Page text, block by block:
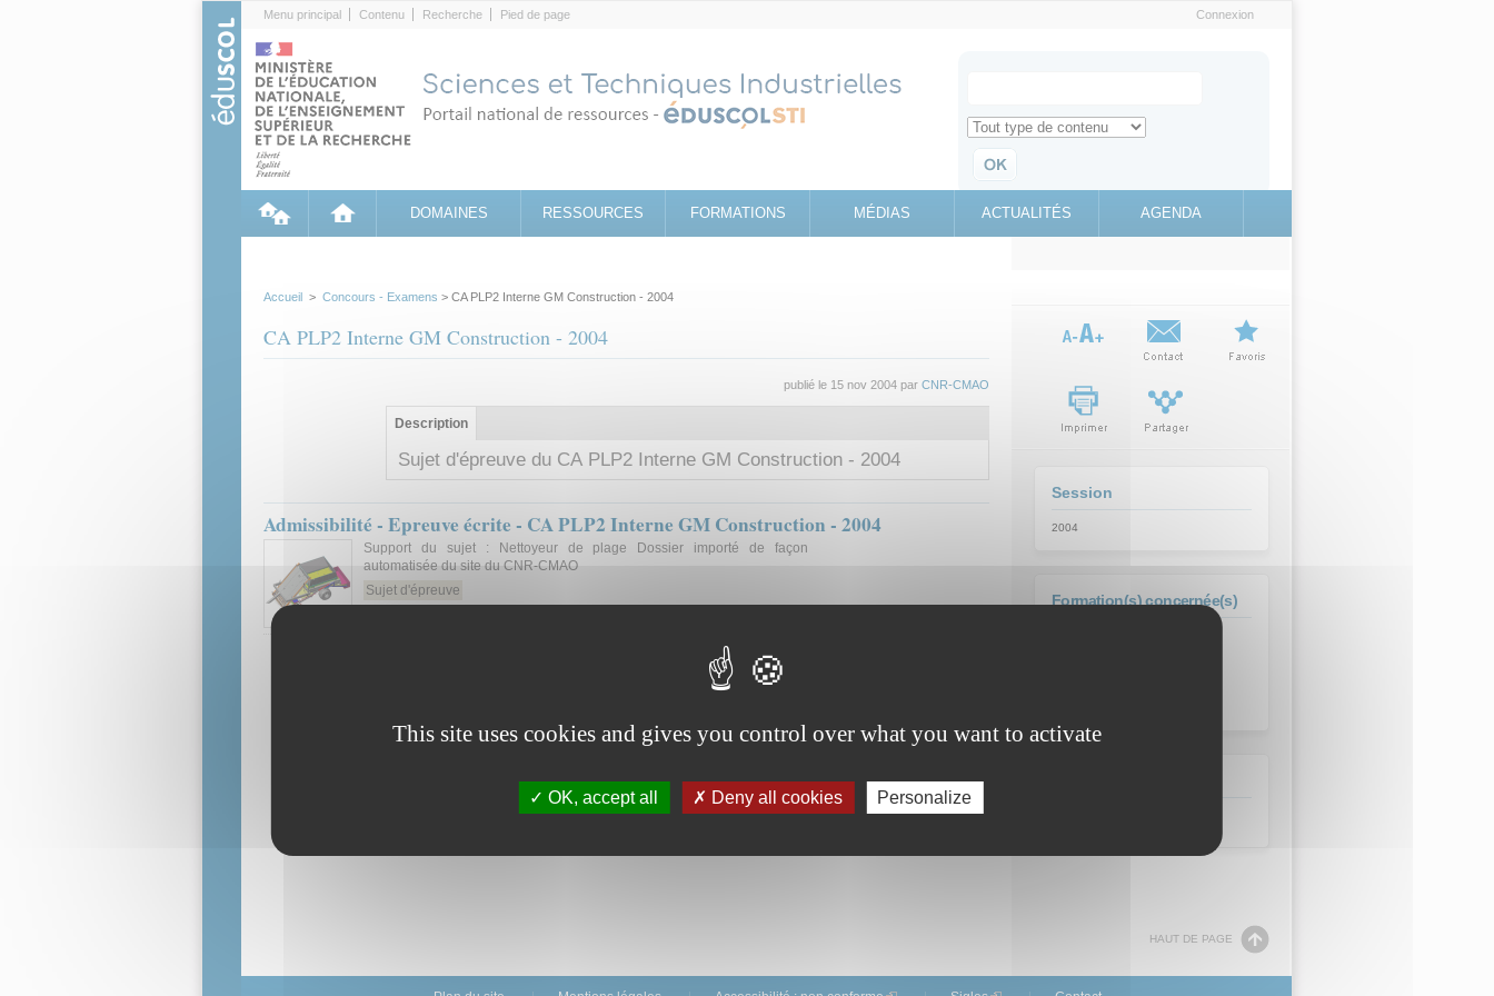
Menu principal Contenu Recherche Pied de page Connexion
Search for
Retrouvez toute l'information sur le site education.gouv.fr
DOMAINES RESSOURCES FORMATIONS MÉDIAS ACTUALITÉS AGENDA
Accueil > Concours - Examens > CA PLP2 Interne GM Construction - 2004
CA PLP2 Interne GM Construction - 2004
publié le 15 nov 2004 par CNR-CMAO
Groupe principal
Description
Sujet d'épreuve du CA PLP2 Interne GM Construction - 2004
Admissibilité - Epreuve écrite - CA PLP2 Interne GM Construction - 2004
Support du sujet : Nettoyeur de plage Dossier importé de façon
automatisée du site du CNR-CMAO
Sujet d'épreuve
Session
2004
Formation(s) concernée(s)
HAUT DE PAGE
This site uses cookies and gives you control over what you want to activate
OK, accept all Deny all cookies Personalize